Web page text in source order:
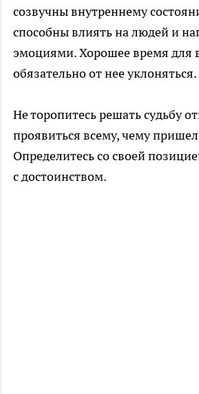
созвучны внутреннему
способны влиять на людей и
эмоциями. Хорошее время для
обязательно от нее уклоняться.
Не торопитесь решать судьбу
проявиться всему, чему
Определитесь со своей
с достоинством.